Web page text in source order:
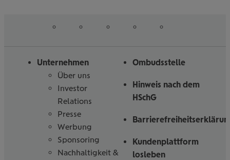
Unternehmen
Über uns
Investor
Relations
Presse
Werbung
Sponsoring
Nachhaltigkeit &
Ombudsstelle
Hinweis nach dem
HSchG
Kundenplattform
losleben
uns